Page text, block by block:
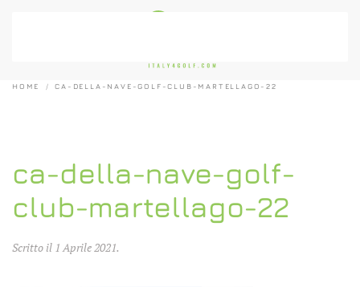
HOME CA-DELLA-NAVE-GOLF-CLUB-MARTELLAGO-22
ca-della-nave-golf-
club-martellago-22
Scritto il 1 Aprile 2021.